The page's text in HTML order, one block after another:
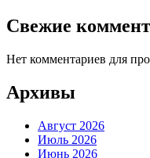
Свежие
Нет комментариев для
Архивы
Август 2026
Июль 2026
Июнь 2026